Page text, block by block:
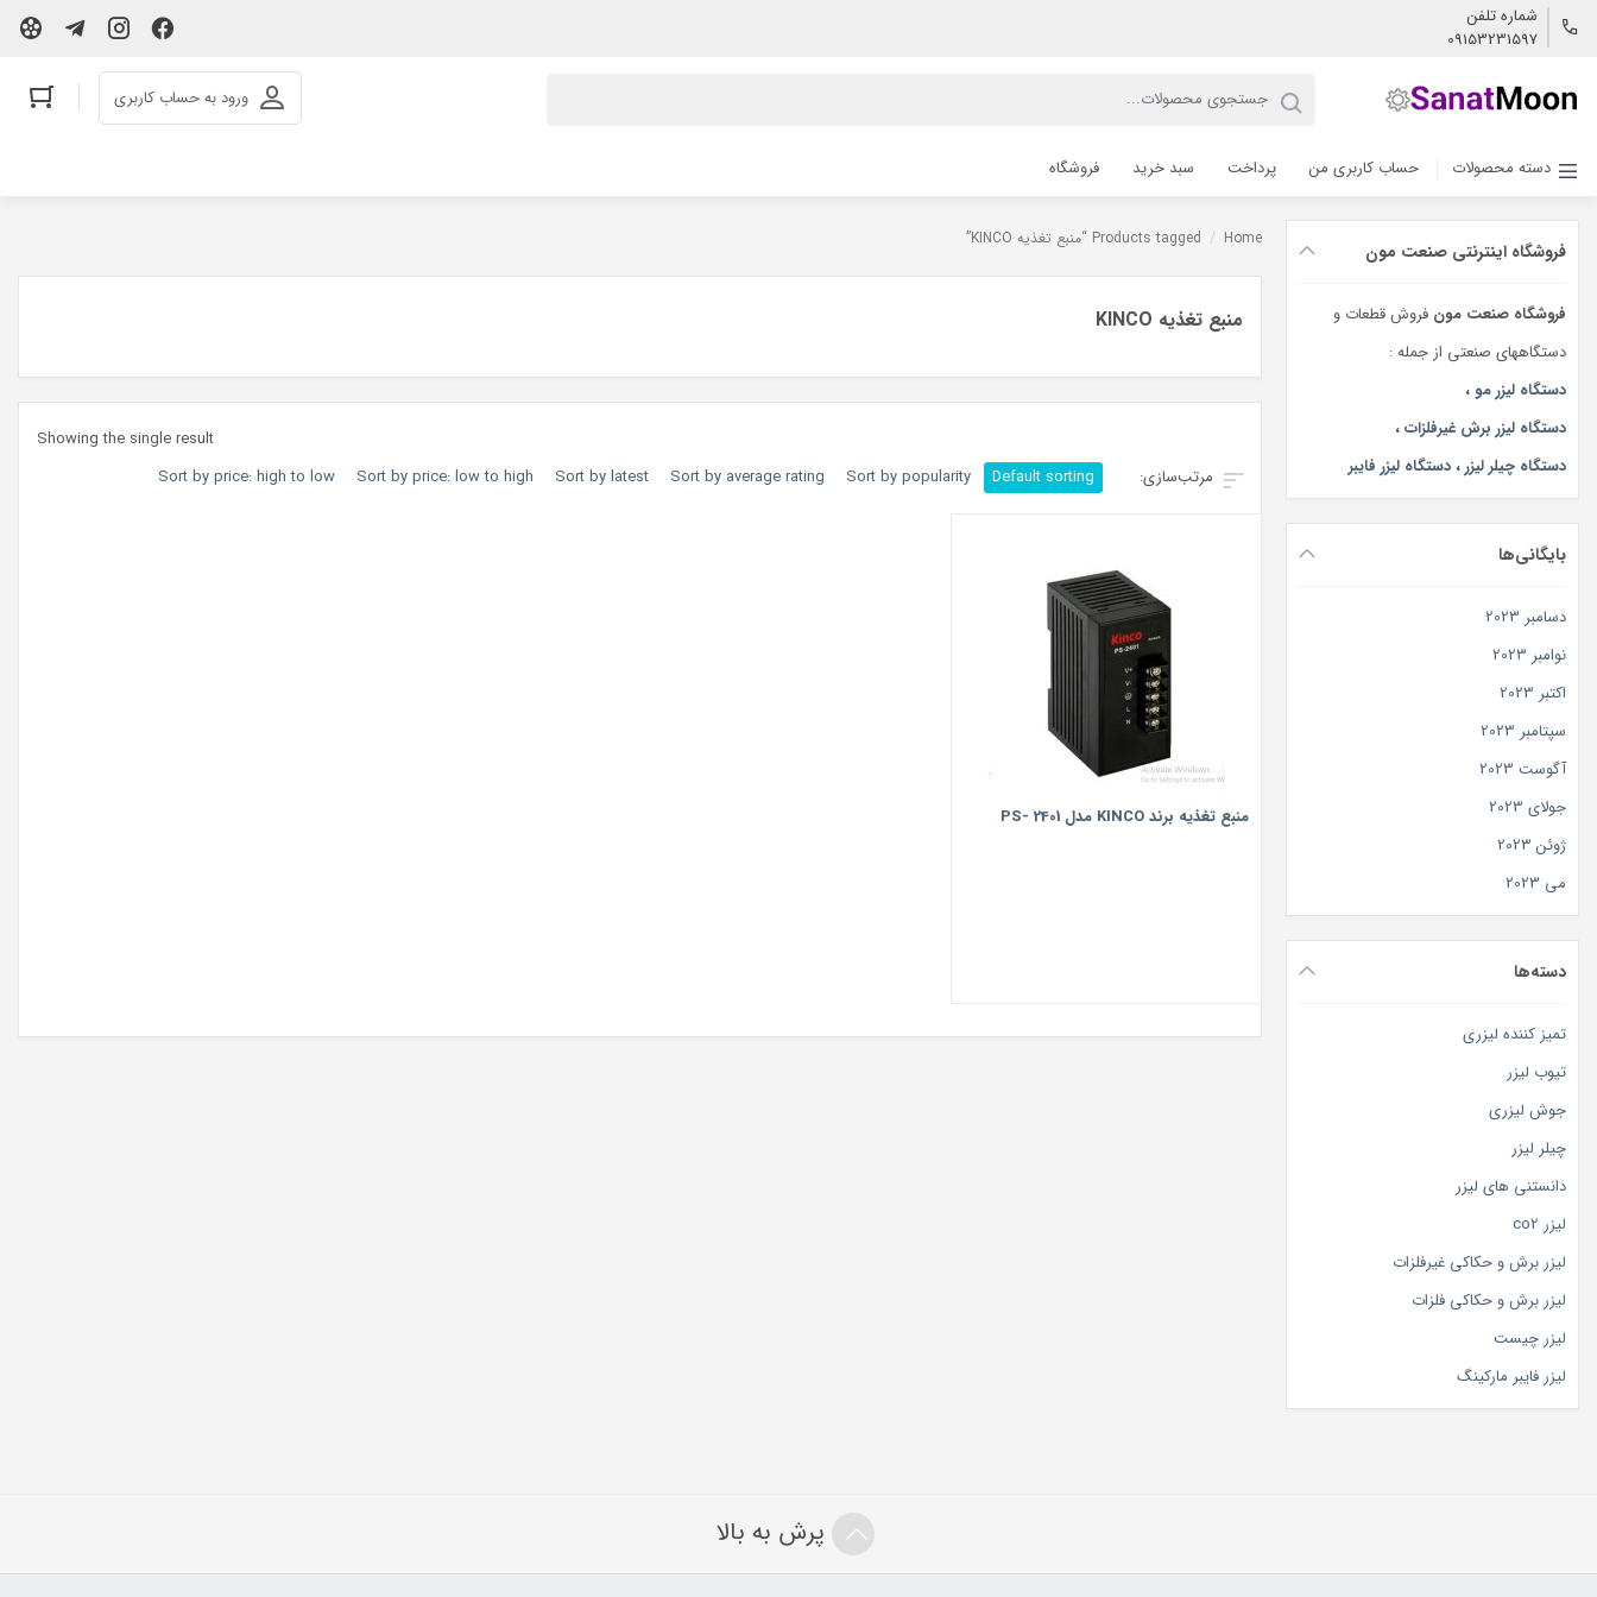
شماره تلفن
09153231597
ورود به حساب کاربری
دسته محصولات حساب کاربری من پرداخت سبد خرید فروشگاه
فروشگاه اینترنتی صنعت مون
فروشگاه صنعت مون فروش قطعات و
دستگاههای صنعتی از جمله :
دستگاه لیزر مو ،
دستگاه لیزر برش غیرفلزات،
دستگاه چیلر لیزر، دستگاه لیزر فایبر
بایگانی‌ها
دسامبر 2023
نوامبر 2023
اکتبر 2023
سپتامبر 2023
آگوست 2023
جولای 2023
ژوئن 2023
می 2023
دسته‌ها
تمیز کننده لیزری
تیوب لیزر
جوش لیزری
چیلر لیزر
دانستنی های لیزر
لیزر co2
لیزر برش و حکاکی غیرفلزات
لیزر برش و حکاکی فلزات
لیزر چیست
لیزر فایبر مارکینگ
Home
/ Products tagged “منبع تغذیه KINCO”
منبع تغذیه KINCO
Showing the single result
Default sorting
Sort by popularity
Sort by average rating
Sort by latest
Sort by price: low to high
Sort by price: high to low
منبع تغذیه برند KINCO مدل PS- 2401
پرش به بالا